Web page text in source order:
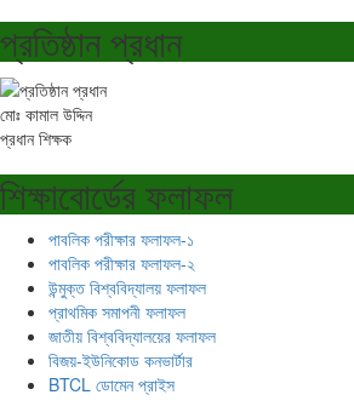
প্রতিষ্ঠান প্রধান
মোঃ কামাল উদ্দিন
প্রধান শিক্ষক
শিক্ষাবোর্ডের ফলাফল
পাবলিক পরীক্ষার ফলাফল-১
পাবলিক পরীক্ষার ফলাফল-২
উন্মুক্ত বিশ্ববিদ্যালয় ফলাফল
প্রাথমিক সমাপনী ফলাফল
জাতীয় বিশ্ববিদ্যালয়ের ফলাফল
বিজয়-ইউনিকোড কনভার্টার
BTCL ডোমেন প্রাইস